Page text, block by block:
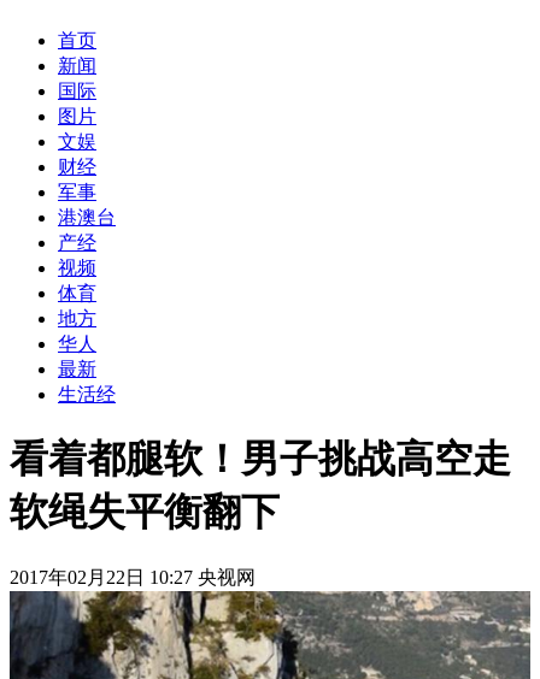
首页
新闻
国际
图片
文娱
财经
军事
港澳台
产经
视频
体育
地方
华人
最新
生活经
看着都腿软！男子挑战高空走
软绳失平衡翻下
2017年02月22日 10:27 央视网